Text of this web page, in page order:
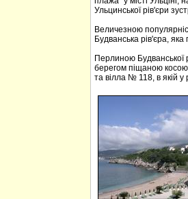
Ульцинської рів'єри
Величезною
Будванська рів'єра,
Перлиною Будванської
берегом піщаною
та вілла № 118, в якій у